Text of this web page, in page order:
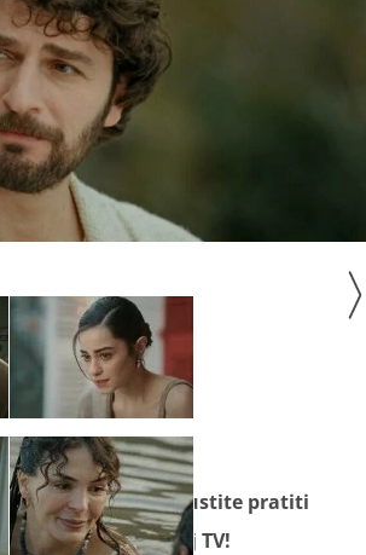
čuda" ne propustite pratiti
do petka na Novoj TV!